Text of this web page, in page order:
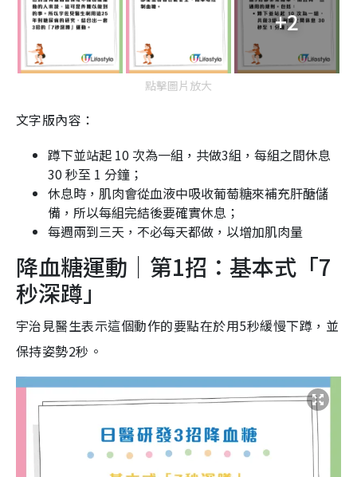
+2
點擊圖片放大
文字版內容：
蹲下並站起 10 次為一組，共做3組，每組之間休息
30 秒至 1 分鐘；
休息時，肌肉會從血液中吸收葡萄糖來補充肝醣儲
備，所以每組完結後要確實休息；
每週兩到三天，不必每天都做，以增加肌肉量
降血糖運動｜第1招：基本式「7
秒深蹲」
宇治見醫生表示這個動作的要點在於用5秒緩慢下蹲，並
保持姿勢2秒。